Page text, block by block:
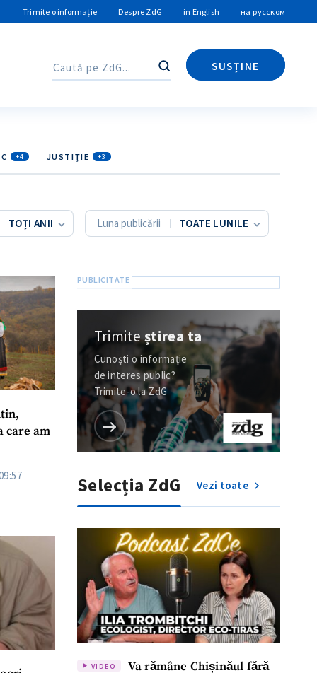
Trimite o informație Despre ZdG in English на русском
Caută
SUSȚINE
Caută
+4 JUSTIȚIE +3
Luna publicării
care am
Trimiteștirea ta
Cunoști o informație
de interes public?
Trimite-o la ZdG
Selecția ZdG Vezi toate
VIDEO
Va rămâne Chișinăul fără